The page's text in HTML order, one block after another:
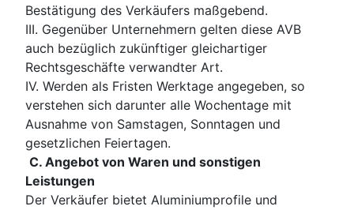
Bestätigung des Verkäufers maßgebend.
III. Gegenüber Unternehmern gelten diese AVB
auch bezüglich zukünftiger gleichartiger
Rechtsgeschäfte verwandter Art.
IV. Werden als Fristen Werktage angegeben, so
verstehen sich darunter alle Wochentage mit
Ausnahme von Samstagen, Sonntagen und
gesetzlichen Feiertagen.
C. Angebot von Waren und sonstigen
Leistungen
Der Verkäufer bietet Aluminiumprofile und